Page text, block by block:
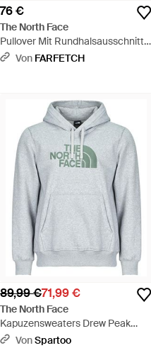
76 €
The North Face
Pullover Mit Rundhalsausschnitt -
Schwarz
Von FARFETCH
89,99 €71,99 €
The North Face
Kapuzensweaters Drew Peak
Pullover Hoodie - Grau
VonSpartoo